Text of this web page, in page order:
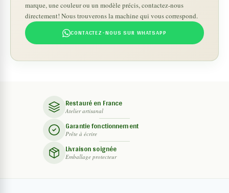
marque, une couleur ou un modèle précis, contactez-nous
directement! Nous trouverons la machine qui vous correspond.
CONTACTEZ-NOUS SUR WHATSAPP
Restauré en France
Atelier artisanal
Garantie fonctionnement
Prête à écrire
Livraison soignée
Emballage protecteur